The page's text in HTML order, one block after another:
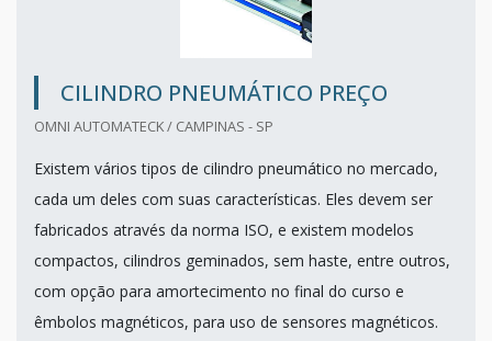
CILINDRO PNEUMÁTICO PREÇO
OMNI AUTOMATECK / CAMPINAS - SP
Existem vários tipos de cilindro pneumático no mercado,
cada um deles com suas características. Eles devem ser
fabricados através da norma ISO, e existem modelos
compactos, cilindros geminados, sem haste, entre outros,
com opção para amortecimento no final do curso e
êmbolos magnéticos, para uso de sensores magnéticos.